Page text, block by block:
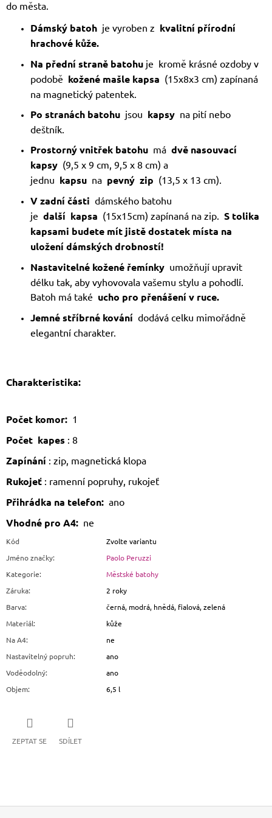
do města.
Dámský batoh je vyroben z kvalitní přírodní
hrachové kůže.
Na přední straně batohu je kromě krásné ozdoby v
podobě kožené mašle kapsa (15x8x3 cm) zapínaná
na magnetický patentek.
Po stranách batohu jsou kapsy na pití nebo
deštník.
Prostorný vnitřek batohu má dvě nasouvací
kapsy (9,5 x 9 cm, 9,5 x 8 cm) a
jednu kapsu na pevný zip (13,5 x 13 cm).
V zadní části dámského batohu
je další kapsa (15x15cm) zapínaná na zip. S tolika
kapsami budete mít jistě dostatek místa na
uložení dámských drobností!
Nastavitelné kožené řemínky umožňují upravit
délku tak, aby vyhovovala vašemu stylu a pohodlí.
Batoh má také ucho pro přenášení v ruce.
Jemné stříbrné kování dodává celku mimořádně
elegantní charakter.
Charakteristika:
Počet komor: 1
Počet kapes : 8
Zapínání : zip, magnetická klopa
Rukojeť : ramenní popruhy, rukojeť
Přihrádka na telefon: ano
Vhodné pro A4: ne
Kód
Zvolte variantu
Jméno značky:
Paolo Peruzzi
Kategorie:
Městské batohy
Záruka:
2 roky
Barva:
černá, modrá, hnědá, fialová, zelená
Materiál:
kůže
Na A4:
ne
Nastavitelný popruh:
ano
Voděodolný:
ano
Objem: 6,5 l
ZEPTAT SE SDÍLET